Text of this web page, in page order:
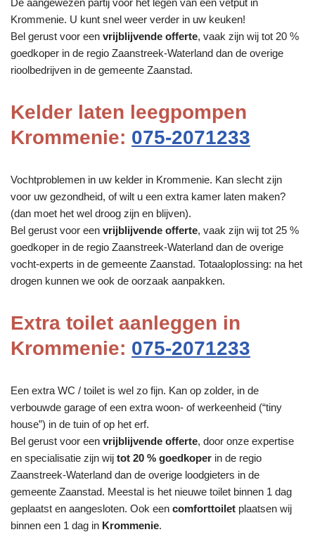
Krommenie. U kunt snel weer verder in uw keuken!
Bel gerust voor een vrijblijvende offerte, vaak zijn wij tot 20 %
goedkoper in de regio Zaanstreek-Waterland dan de overige
rioolbedrijven in de gemeente Zaanstad.
Kelder laten leegpompen
Krommenie: 075-2071233
Vochtproblemen in uw kelder in Krommenie. Kan slecht zijn
voor uw gezondheid, of wilt u een extra kamer laten maken?
(dan moet het wel droog zijn en blijven).
Bel gerust voor een vrijblijvende offerte, vaak zijn wij tot 25 %
goedkoper in de regio Zaanstreek-Waterland dan de overige
vocht-experts in de gemeente Zaanstad. Totaaloplossing: na het
drogen kunnen we ook de oorzaak aanpakken.
Extra toilet aanleggen in
Krommenie: 075-2071233
Een extra WC / toilet is wel zo fijn. Kan op zolder, in de
verbouwde garage of een extra woon- of werkeenheid (“tiny
house”) in de tuin of op het erf.
Bel gerust voor een vrijblijvende offerte, door onze expertise
en specialisatie zijn wij tot 20 % goedkoper in de regio
Zaanstreek-Waterland dan de overige loodgieters in de
gemeente Zaanstad. Meestal is het nieuwe toilet binnen 1 dag
geplaatst en aangesloten. Ook een comforttoilet plaatsen wij
binnen een 1 dag in Krommenie.